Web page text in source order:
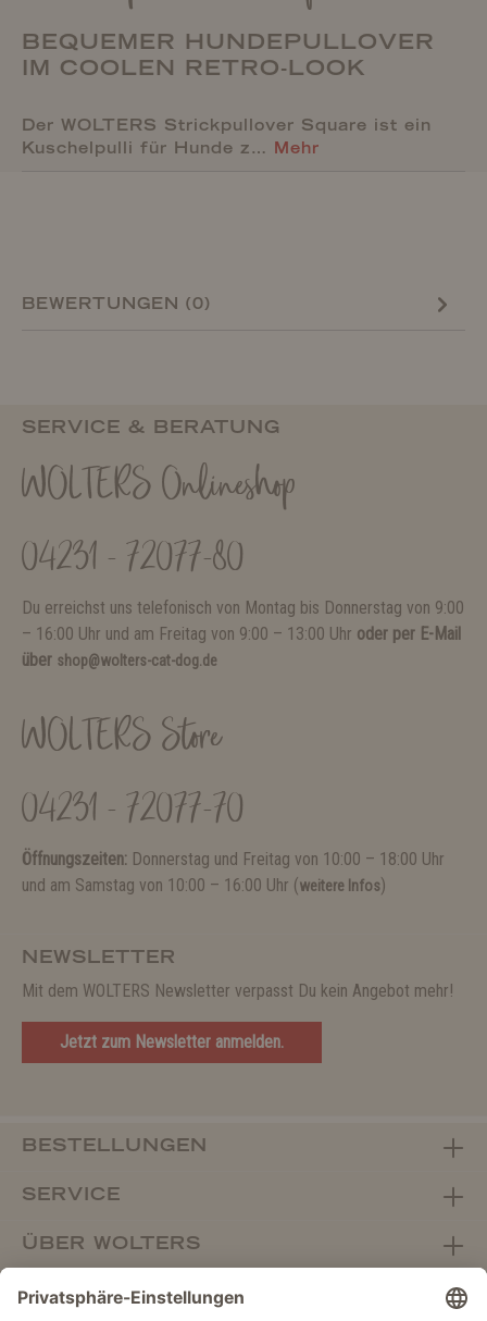
BEQUEMER HUNDEPULLOVER
IM COOLEN RETRO-LOOK
Der WOLTERS Strickpullover Square ist ein
Kuschelpulli für Hunde z… Mehr
BEWERTUNGEN (0)
SERVICE & BERATUNG
WOLTERS Onlineshop
04231 - 72077-80
Du erreichst uns telefonisch von Montag bis Donnerstag von 9:00
– 16:00 Uhr und am Freitag von 9:00 – 13:00 Uhr oder per E-Mail
über shop@wolters-cat-dog.de
WOLTERS Store
04231 - 72077-70
Öffnungszeiten: Donnerstag und Freitag von 10:00 – 18:00 Uhr
und am Samstag von 10:00 – 16:00 Uhr (weitere Infos)
NEWSLETTER
Mit dem WOLTERS Newsletter verpasst Du kein Angebot mehr!
Jetzt zum Newsletter anmelden.
BESTELLUNGEN
SERVICE
ÜBER WOLTERS
FACHHANDEL